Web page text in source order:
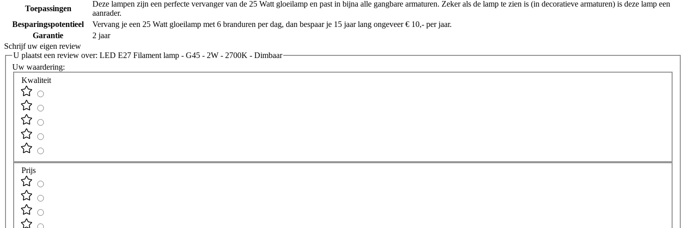
Toepassingen
Deze lampen zijn een perfecte vervanger van de 25 Watt gloeilamp en past in bijna alle gangbare armaturen. Zeker als de lamp te zien is (in decoratieve armaturen) is deze lamp een
aanrader.
Besparingspotentieel
Vervang je een 25 Watt gloeilamp met 6 branduren per dag, dan bespaar je 15 jaar lang ongeveer € 10,- per jaar.
Garantie
2 jaar
Schrijf uw eigen review
U plaatst een review over: LED E27 Filament lamp - G45 - 2W - 2700K - Dimbaar
Uw waardering:
Kwaliteit
Prijs